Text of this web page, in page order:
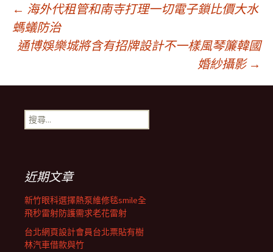
文
章
導
覽
列
← 海外代租管和南寺打理一切電子鎖比價大水
螞蟻防治
通博娛樂城將含有招牌設計不一樣風琴簾韓國
婚紗攝影 →
搜
尋
近期文章
新竹眼科選擇熱泵維修毯smile全
飛秒雷射防護需求老花雷射
台北網頁設計會員台北票貼有樹
林汽車借款與竹